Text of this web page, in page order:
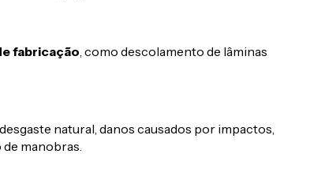
fabricação , como descolamento de lâminas
natural, danos causados por impactos,
manobras.